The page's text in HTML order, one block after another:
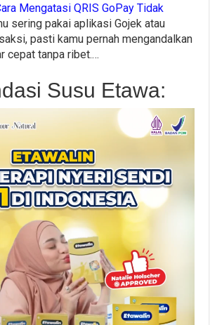
Mengatasi QRIS GoPay Tidak
sering pakai aplikasi Gojek atau
pasti kamu pernah mengandalkan
cepat tanpa ribet.…
Susu Etawa: